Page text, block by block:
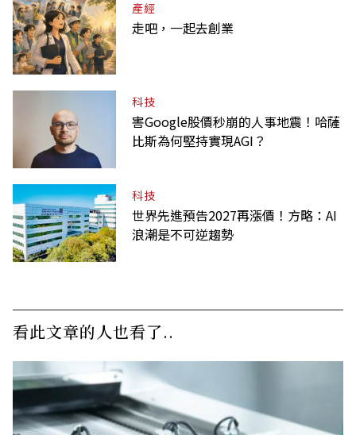
產經
走吧，一起去創業
科技
害Google股價秒崩的人事地震！哈薩
比斯為何堅持實現AGI？
科技
世界先進預告2027再漲價！方略：AI
浪潮是不可逆趨勢
看此文章的人也看了..